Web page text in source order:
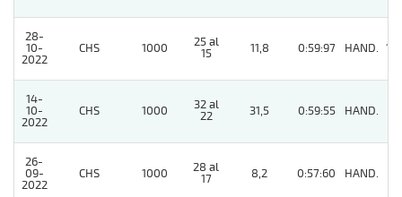
28-
10-
2022
CHS 1000
25 al
15
11,8 0:59:97 HAND. 10
14-
10-
2022
CHS 1000
32 al
22
31,5 0:59:55 HAND.
26-
09-
2022
CHS 1000
28 al
17
8,2 0:57:60 HAND.